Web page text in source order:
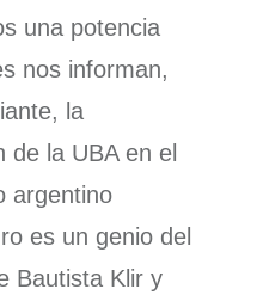
una potencia
nos informan,
la
de la UBA en el
argentino
es un genio del
Bautista Klir y